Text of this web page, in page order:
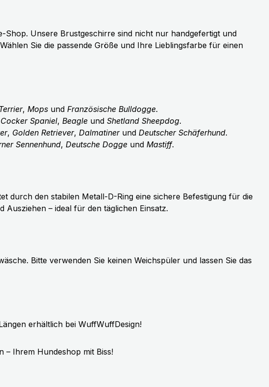
Unsere Brustgeschirre sind nicht nur handgefertigt und
Sie die passende Größe und Ihre Lieblingsfarbe für einen
, Mops und Französische Bulldogge.
Cocker Spaniel, Beagle und Shetland Sheepdog.
, Golden Retriever, Dalmatinerund Deutscher Schäferhund.
Sennenhund, Deutsche Dogge und Mastiff.
durch den stabilen Metall-D-Ring eine sichere Befestigung für die
– ideal für den täglichen Einsatz.
Bitte verwenden Sie keinen Weichspüler und lassen Sie das
erhältlich bei WuffWuffDesign!
– Ihrem Hundeshop mit Biss!